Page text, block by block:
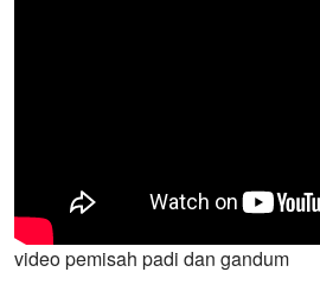
video pemisah padi dan gandum